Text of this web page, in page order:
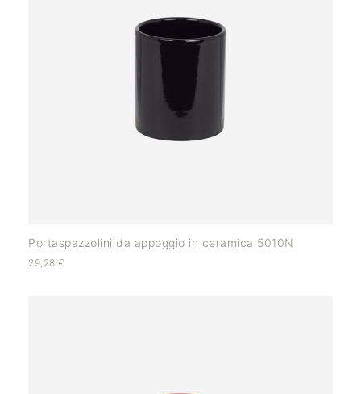
Portaspazzolini da appoggio in ceramica 5010N
29,28 €